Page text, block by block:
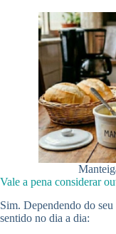
Vale a pena considerar
Sim. Dependendo do
sentido no dia a dia: